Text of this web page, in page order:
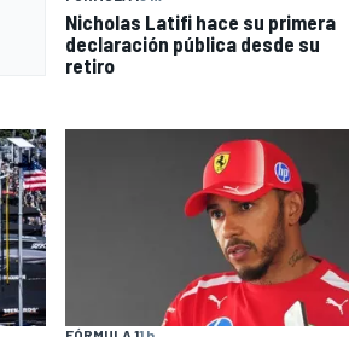
Nicholas Latifi hace su primera
declaración pública desde su
retiro